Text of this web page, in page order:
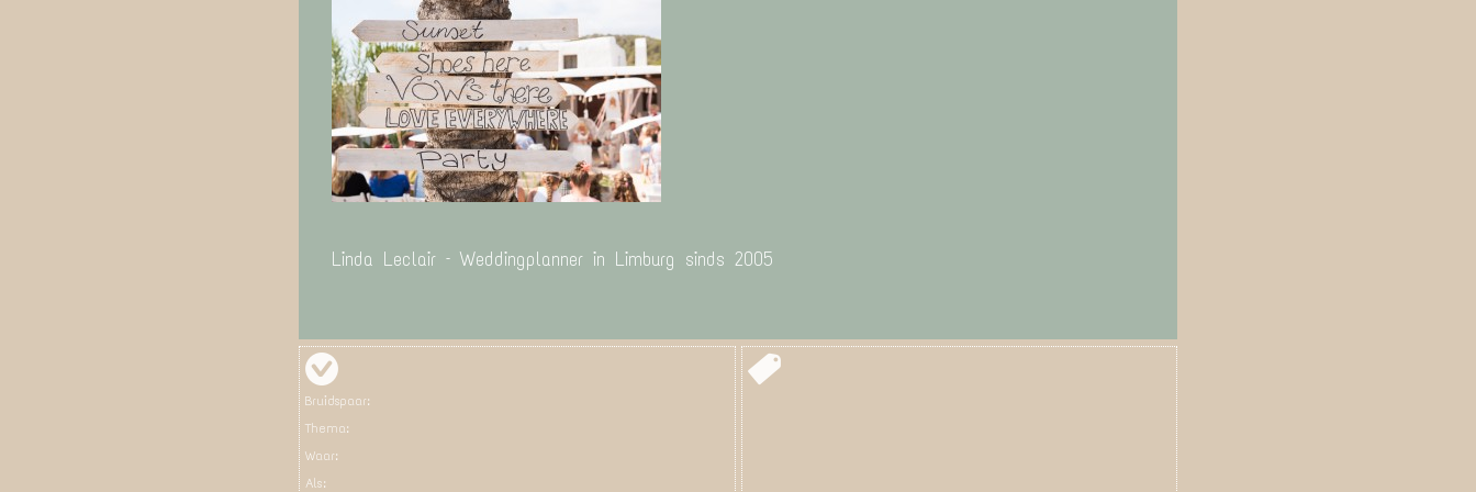
Linda Leclair – Weddingplanner in Limburg sinds 2005
Bruidspaar:
Thema:
Waar:
Als: